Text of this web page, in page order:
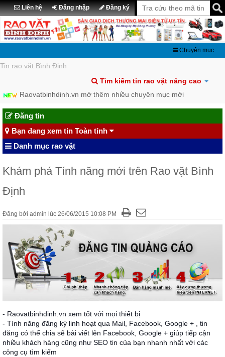
Liên hệ Đăng nhập Đăng ký
Chuyên mục
Tin rao vặt Bình Định
Tìm kiếm tin rao vặt nâng cao
Raovatbinhdinh.vn mở thêm nhiều chuyên mục mới
Đăng tin
Bạn đang xem tin Toàn tỉnh
Danh mục rao vặt
Khám phá Tính năng mới trên Rao vặt Bình
Định
Đăng bởi admin lúc 26/06/2015 10:08 PM
- Raovatbinhdinh.vn xem tốt với mọi thiết bị
- Tính năng đăng ký linh hoạt qua Mail, Facebook, Google + , tin
đăng có thể chia sẽ bài viết lên Facebook, Google + giúp tiếp cận
nhiều khách hàng cũng như SEO tin của bạn nhanh nhất với các
công cụ tìm kiếm